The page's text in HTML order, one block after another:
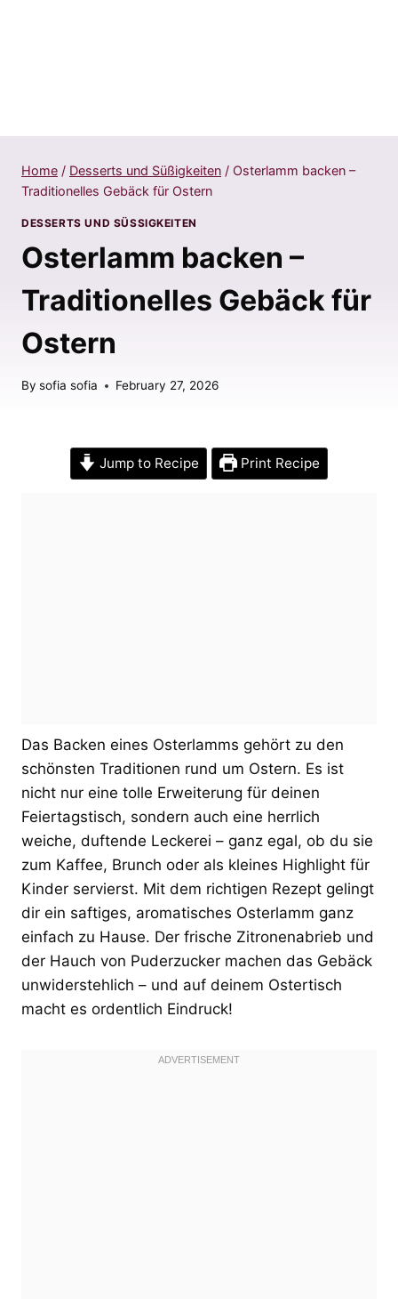
Home / Desserts und Süßigkeiten / Osterlamm backen –
Traditionelles Gebäck für Ostern
DESSERTS UND SÜSSIGKEITEN
Osterlamm backen –
Traditionelles Gebäck für
Ostern
By sofia sofia February 27, 2026
Jump to Recipe Print Recipe
Das Backen eines Osterlamms gehört zu den
schönsten Traditionen rund um Ostern. Es ist
nicht nur eine tolle Erweiterung für deinen
Feiertagstisch, sondern auch eine herrlich
weiche, duftende Leckerei – ganz egal, ob du sie
zum Kaffee, Brunch oder als kleines Highlight für
Kinder servierst. Mit dem richtigen Rezept gelingt
dir ein saftiges, aromatisches Osterlamm ganz
einfach zu Hause. Der frische Zitronenabrieb und
der Hauch von Puderzucker machen das Gebäck
unwiderstehlich – und auf deinem Ostertisch
macht es ordentlich Eindruck!